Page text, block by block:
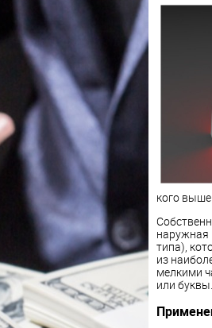
кого
наружная
типа),
из
мелкими
или буквы.